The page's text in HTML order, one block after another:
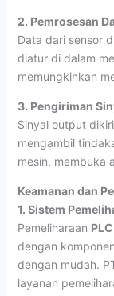
2. Pemrosesan
Data dari sensor
diatur di dalam
memungkinkan
3. Pengiriman
Sinyal output
mengambil
mesin, membuka
Keamanan dan
1. Sistem
Pemeliharaan
dengan
dengan mudah.
layanan